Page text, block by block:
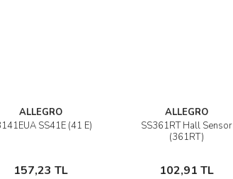
ALLEGRO
SS41E (41 E)
157,23 TL
İncele
Sepete Ekle
ALLEGRO
SS361RT Hall Sensor
(361RT)
102,91 TL
İncele
Sepete Ekle